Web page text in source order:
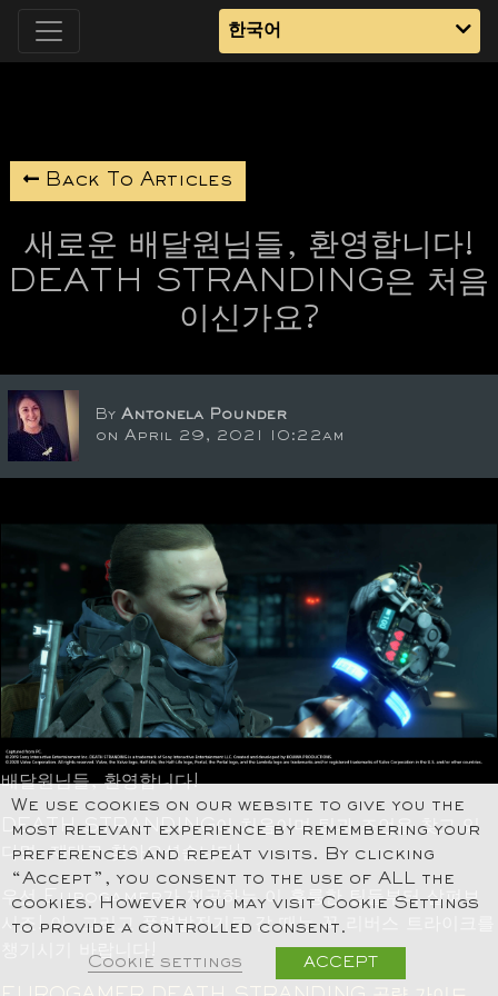
한국어
Back To Articles
새로운 배달원님들, 환영합니다!
DEATH STRANDING은 처음
이신가요?
By Antonela Pounder
on April 29, 2021 10:22am
배달원님들, 환영합니다!
DEATH STRANDING이 처음이며 팁과 조언을 찾고 있
다면, 제대로 찾아오셨습니다!
우선 Eurogamer가 제공하는 이 훌륭한 팁들부터 살펴보
시죠! 아, 그리고 풍력발전기로 갈 때는 꼭 리버스 트라이크를
챙기시기 바랍니다!
We use cookies on our website to give you the
most relevant experience by remembering your
preferences and repeat visits. By clicking
“Accept”, you consent to the use of ALL the
cookies. However you may visit Cookie Settings
to provide a controlled consent.
Cookie settings ACCEPT